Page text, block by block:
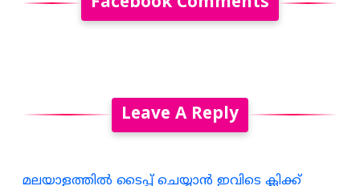
Leave A Reply
മലയാളത്തില്‍ ടൈപ്പ് ചെയ്യാന്‍ ഇവിടെ ക്ലിക്ക്